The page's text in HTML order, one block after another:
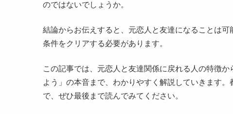
のではないでしょうか。
結論からお伝えすると、元恋人と友達になることは
条件をクリアする必要があります。
この記事では、元恋人と友達関係に戻れる人の特徴
よう」の本音まで、わかりやすく解説していきます
で、ぜひ最後まで読んでみてください。